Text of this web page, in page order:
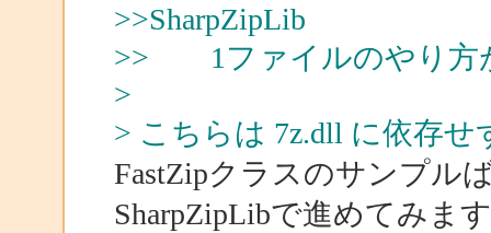
>>SharpZipLib
>> 1ファイルのやり方
>
> こちらは 7z.dll に依存
FastZipクラスのサンプル
SharpZipLibで進めてみま